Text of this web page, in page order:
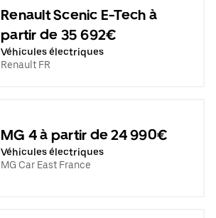
Renault Scenic E-Tech à
partir de 35 692€
Véhicules électriques
Renault FR
MG 4 à partir de 24 990€
Véhicules électriques
MG Car East France